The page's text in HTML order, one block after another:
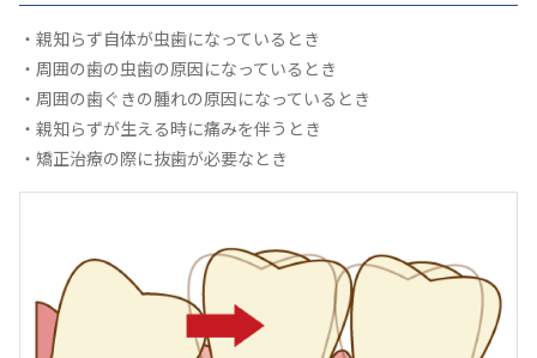
・親知らず自体が虫歯になっているとき
・周囲の歯の虫歯の原因になっているとき
・周囲の歯ぐきの腫れの原因になっているとき
・親知らずが生える時に痛みを伴うとき
・矯正治療の際に抜歯が必要なとき